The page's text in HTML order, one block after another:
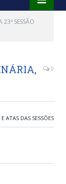
23ª SESSÃO
0
ATAS DAS SESSÕES